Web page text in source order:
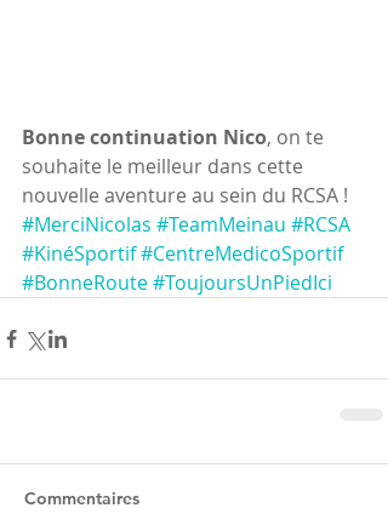
Bonne continuation Nico, on te
souhaite le meilleur dans cette
nouvelle aventure au sein du RCSA !
#MerciNicolas #TeamMeinau #RCSA
#KinéSportif#CentreMedicoSportif
#BonneRoute#ToujoursUnPiedIci
Commentaires